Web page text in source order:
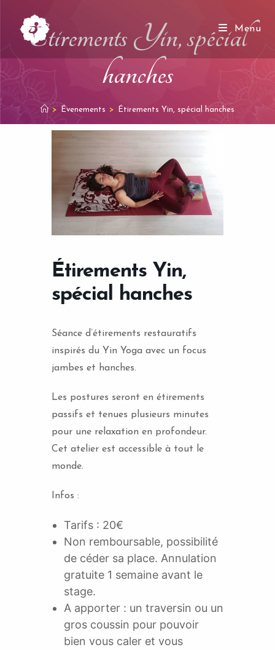
content
Menu
Étirements Yin, spécial
hanches
> Évenements > Étirements Yin, spécial hanches
Étirements Yin,
spécial hanches
Séance d’étirements restauratifs
inspirés du Yin Yoga avec un focus
jambes et hanches.
Les postures seront en étirements
passifs et tenues plusieurs minutes
pour une relaxation en profondeur.
Cet atelier est accessible à tout le
monde.
Infos :
Tarifs : 20€
Non remboursable, possibilité
de céder sa place. Annulation
gratuite 1 semaine avant le
stage.
A apporter : un traversin ou un
gros coussin pour pouvoir
bien vous caler et vous